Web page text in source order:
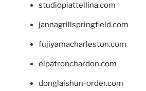
studiopiattellina.com
jannagrillspringfield.com
fujiyamacharleston.com
elpatronchardon.com
donglaishun-order.com